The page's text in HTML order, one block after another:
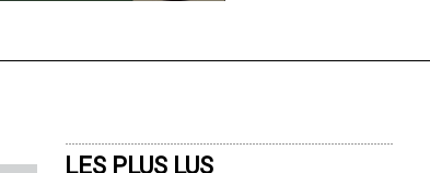
LES PLUS LUS